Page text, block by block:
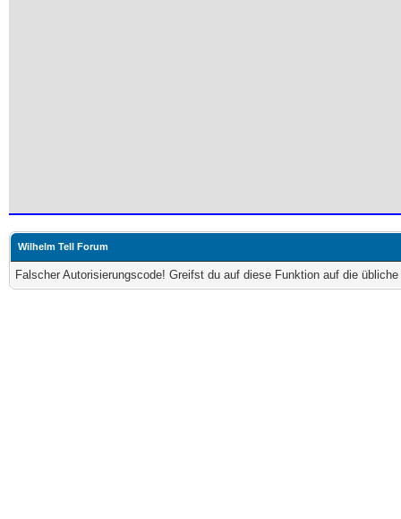
Wilhelm Tell Forum
Falscher Autorisierungscode! Greifst du auf diese Funktion auf die